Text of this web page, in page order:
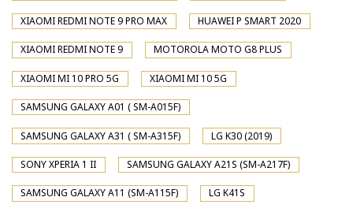
XIAOMI REDMI NOTE 9 PRO MAX HUAWEI P SMART 2020
XIAOMI REDMI NOTE 9 MOTOROLA MOTO G8 PLUS
XIAOMI MI 10 PRO 5G XIAOMI MI 10 5G
SAMSUNG GALAXY A01 ( SM-A015F)
SAMSUNG GALAXY A31 ( SM-A315F) LG K30 (2019)
SONY XPERIA 1 II SAMSUNG GALAXY A21S (SM-A217F)
SAMSUNG GALAXY A11 (SM-A115F) LG K41S